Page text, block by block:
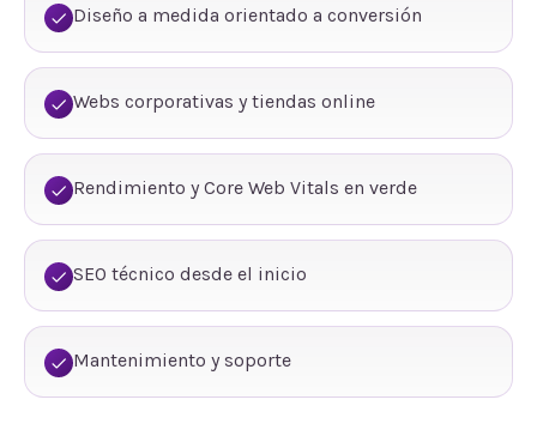
Diseño a medida orientado a conversión
Webs corporativas y tiendas online
Rendimiento y Core Web Vitals en verde
SEO técnico desde el inicio
Mantenimiento y soporte